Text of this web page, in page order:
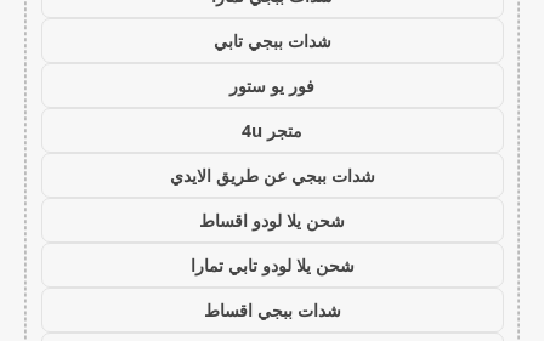
شدات ببجي تابي
فور يو ستور
متجر 4u
شدات ببجي عن طريق الايدي
شحن يلا لودو اقساط
شحن يلا لودو تابي تمارا
شدات ببجي اقساط